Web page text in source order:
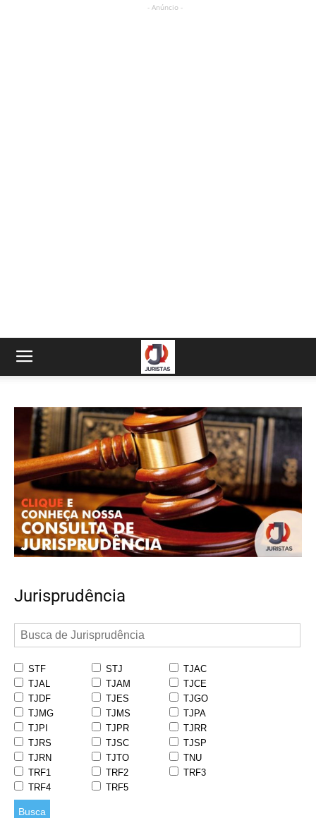
- Anúncio -
Jurisprudência
STF STJ
TJAC
TJAL
TJAM
TJCE
TJDF
TJES
TJGO
TJMG
TJMS
TJPA
TJPI
TJPR
TJRR
TJRS
TJSC
TJSP
TJRN
TJTO
TNU
TRF1
TRF2
TRF3
TRF4
TRF5
Busca